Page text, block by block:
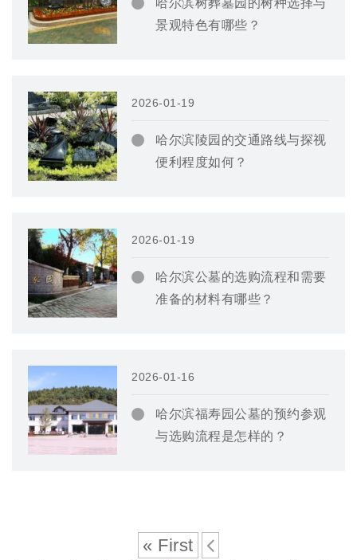
哈尔滨树葬墓园的树种选择与
景观特色有哪些？
2026-01-19
哈尔滨陵园的交通路线与探视
便利程度如何？
2026-01-19
哈尔滨公墓的选购流程和需要
准备的材料有哪些？
2026-01-16
哈尔滨福寿园公墓的预约参观
与选购流程是怎样的？
« First